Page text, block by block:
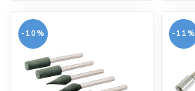
-10% -11%